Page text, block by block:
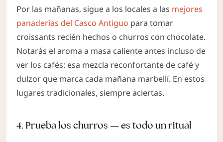
Por las mañanas, sigue a los locales a las mejores
panaderías del Casco Antiguo para tomar
croissants recién hechos o churros con chocolate.
Notarás el aroma a masa caliente antes incluso de
ver los cafés: esa mezcla reconfortante de café y
dulzor que marca cada mañana marbellí. En estos
lugares tradicionales, siempre aciertas.
4. Prueba los churros — es todo un ritual